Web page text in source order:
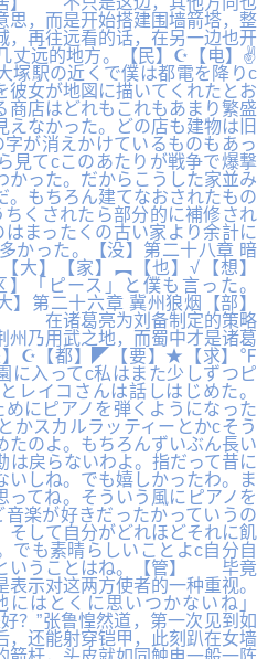
思，而是开始搭建围墙箭塔，整
，再往远看的话，在另一边也开
丈远的地方。【民】☪【电】✌
塚駅の近くで僕は都電を降りc
彼女が地図に描いてくれたとお
商店はどれもこれもあまり繁盛
えなかった。どの店も建物は旧
が消えかけているものもあっ
見てcこのあたりが戦争で爆撃
かった。だからこうした家並み
。もちろん建てなおされたもの
くされたら部分的に補修され
まったくの古い家より余計に
かった。【没】第二十八章 暗
】【家】︻【也】√【想】
「ピース」と僕も言った。
第二十六章 冀州狼烟【部】
在诸葛亮为刘备制定的策略
州乃用武之地，而蜀中才是诸葛
】☪【都】◤【要】★【求】℉
に入ってc私はまた少しずつピ
レイコさんは話しはじめた。
めにピアノを弾くようになった
かスカルラッティーとかcそう
たのよ。もちろんずいぶん長い
は戻らないわよ。指だって昔に
いしね。でも嬉しかったわ。ま
ってね。そういう風にピアノを
楽が好きだったかっていうの
そして自分がどれほどそれに飢
でも素晴らしいことよc自分自
いうことはね。【管】 毕竟
示对这两方使者的一种重视。
にはとくに思いつかないね」
”张鲁惶然道，第一次见到如
，还能射穿铠甲，此刻趴在女墙